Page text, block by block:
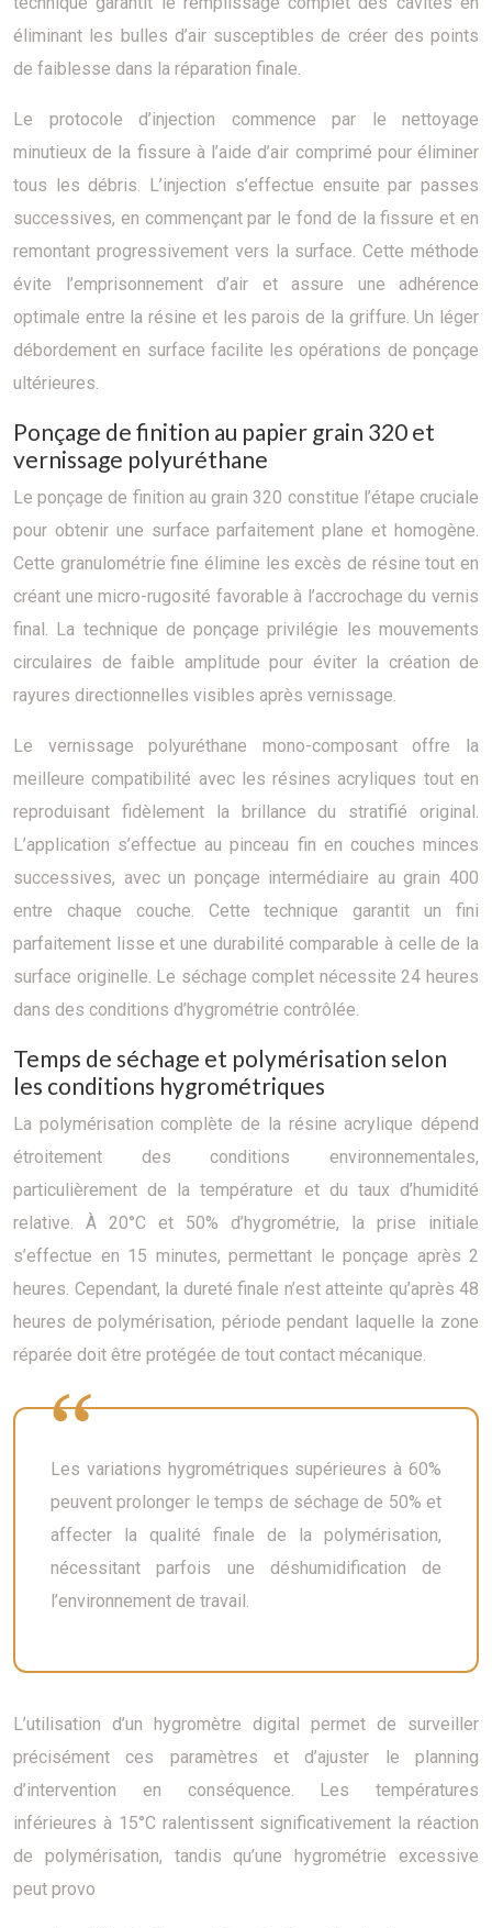
éliminant les bulles d’air susceptibles de créer des points
de faiblesse dans la réparation finale.
Le protocole d’injection commence par le nettoyage
minutieux de la fissure à l’aide d’air comprimé pour éliminer
tous les débris. L’injection s’effectue ensuite par passes
successives, en commençant par le fond de la fissure et en
remontant progressivement vers la surface. Cette méthode
évite l’emprisonnement d’air et assure une adhérence
optimale entre la résine et les parois de la griffure. Un léger
débordement en surface facilite les opérations de ponçage
ultérieures.
Ponçage de finition au papier grain 320 et
vernissage polyuréthane
Le ponçage de finition au grain 320 constitue l’étape cruciale
pour obtenir une surface parfaitement plane et homogène.
Cette granulométrie fine élimine les excès de résine tout en
créant une micro-rugosité favorable à l’accrochage du vernis
final. La technique de ponçage privilégie les mouvements
circulaires de faible amplitude pour éviter la création de
rayures directionnelles visibles après vernissage.
Le vernissage polyuréthane mono-composant offre la
meilleure compatibilité avec les résines acryliques tout en
reproduisant fidèlement la brillance du stratifié original.
L’application s’effectue au pinceau fin en couches minces
successives, avec un ponçage intermédiaire au grain 400
entre chaque couche. Cette technique garantit un fini
parfaitement lisse et une durabilité comparable à celle de la
surface originelle. Le séchage complet nécessite 24 heures
dans des conditions d’hygrométrie contrôlée.
Temps de séchage et polymérisation selon
les conditions hygrométriques
La polymérisation complète de la résine acrylique dépend
étroitement des conditions environnementales,
particulièrement de la température et du taux d’humidité
relative. À 20°C et 50% d’hygrométrie, la prise initiale
s’effectue en 15 minutes, permettant le ponçage après 2
heures. Cependant, la dureté finale n’est atteinte qu’après 48
heures de polymérisation, période pendant laquelle la zone
réparée doit être protégée de tout contact mécanique.
Les variations hygrométriques supérieures à 60%
peuvent prolonger le temps de séchage de 50% et
affecter la qualité finale de la polymérisation,
nécessitant parfois une déshumidification de
l’environnement de travail.
L’utilisation d’un hygromètre digital permet de surveiller
précisément ces paramètres et d’ajuster le planning
d’intervention en conséquence. Les températures
inférieures à 15°C ralentissent significativement la réaction
de polymérisation, tandis qu’une hygrométrie excessive
peut provo